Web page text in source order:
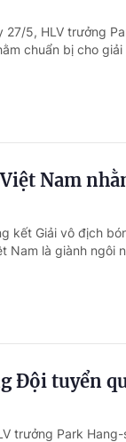
27/5, HLV trưởng
chuẩn bị cho
Nam
kết Giải vô địch
Nam là giành ngôi
Đội tuyển
trưởng Park